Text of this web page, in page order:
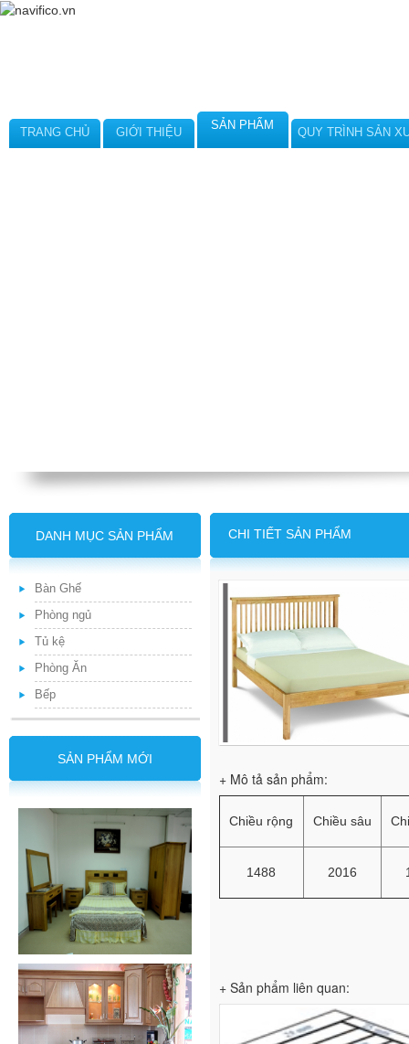
TRANG CHỦ GIỚI THIỆU
SẢN PHẨM
QUY TRÌNH SẢN
DANH MỤC SẢN PHẨM
Bàn Ghế
Phòng ngủ
Tủ kệ
Phòng Ăn
Bếp
SẢN PHẨM MỚI
CHI TIẾT SẢN PHẨM
+ Mô tả sản phẩm:
Chiều rộng Chiều sâu
1488 2016
+ Sản phẩm liên quan: